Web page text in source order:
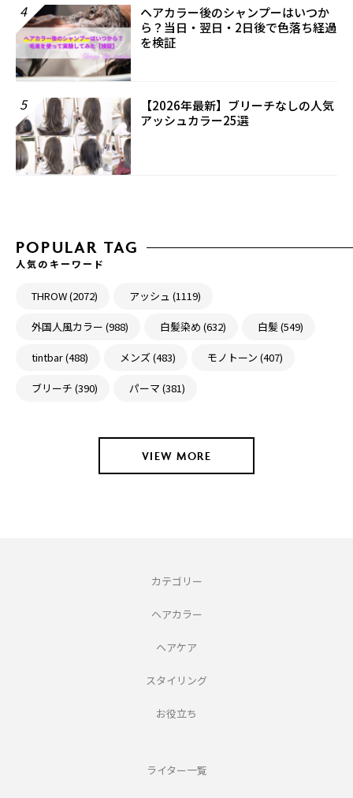
4
ヘアカラー後のシャンプーはいつか
ら？当日・翌日・2日後で色落ち経過
を検証
5
【2026年最新】ブリーチなしの人気
アッシュカラー25選
POPULAR TAG
人気のキーワード
THROW (2072) アッシュ (1119)
外国人風カラー (988) 白髪染め (632) 白髪 (549)
tintbar (488) メンズ (483) モノトーン (407)
ブリーチ (390) パーマ (381)
VIEW MORE
カテゴリー
ヘアカラー
ヘアケア
スタイリング
お役立ち
ライター一覧